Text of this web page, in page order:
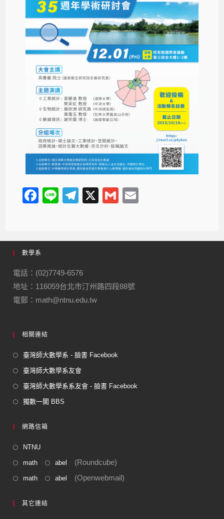
F
e
b
o
o
k
Li
T
gr
m
X
G
數學系
電話：(02)7749-6576
地址：116059台北市汀州路四段88號
電郵：math@ntnu.edu.tw
相關連結
臺灣師大數學系 - 臉書 Facebook
臺灣師大數學系友會
臺灣師大數學系系友會 - 臉書 Facebook
獨數一閣 BBS
網路信箱
NTNU
math abel (Roundcube)
math abel (Openwebmail)
其它連結